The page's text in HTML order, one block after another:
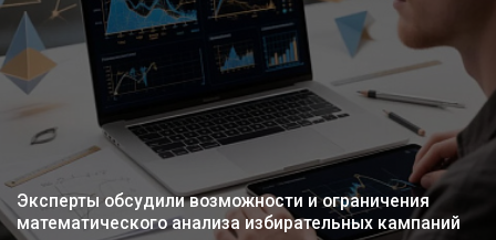
Эксперты обсудили возможности и ограничения
математического анализа избирательных кампаний